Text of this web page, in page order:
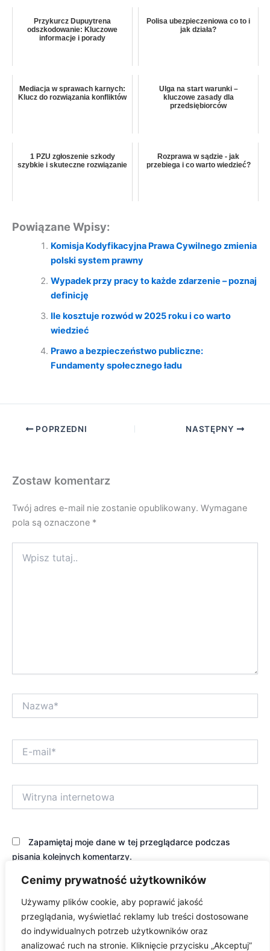
Cenimy prywatność użytkowników
Używamy plików cookie, aby poprawić jakość
przeglądania, wyświetlać reklamy lub treści dostosowane
do indywidualnych potrzeb użytkowników oraz
analizować ruch na stronie. Kliknięcie przycisku „Akceptuj”
Przykurcz Dupuytrena
odszkodowanie: Kluczowe
informacje i porady
Polisa ubezpieczeniowa co to i
jak działa?
Mediacja w sprawach karnych:
Klucz do rozwiązania konfliktów
Ulga na start warunki –
kluczowe zasady dla
przedsiębiorców
1 PZU zgłoszenie szkody
szybkie i skuteczne rozwiązanie
Rozprawa w sądzie - jak
przebiega i co warto wiedzieć?
Powiązane Wpisy:
Komisja Kodyfikacyjna Prawa Cywilnego zmienia
polski system prawny
Wypadek przy pracy to każde zdarzenie – poznaj
definicję
Ile kosztuje rozwód w 2025 roku i co warto
wiedzieć
Prawo a bezpieczeństwo publiczne:
Fundamenty społecznego ładu
POPRZEDNI NASTĘPNY
Zostaw komentarz
Twój adres e-mail nie zostanie opublikowany. Wymagane
pola są oznaczone *
tutaj..
mail*
internetowa
Zapamiętaj moje dane w tej przeglądarce podczas
pisania kolejnych komentarzy.